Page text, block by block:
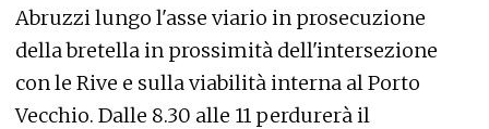
Abruzzi lungo l'asse viario in prosecuzione
della bretella in prossimità dell'intersezione
con le Rive e sulla viabilità interna al Porto
Vecchio. Dalle 8.30 alle 11 perdurerà il